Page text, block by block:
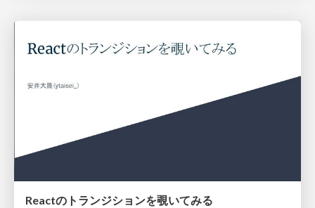
Reactのトランジションを覗いてみる